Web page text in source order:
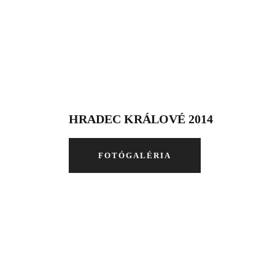
HRADEC KRÁLOVÉ 2014
FOTÓGALÉRIA